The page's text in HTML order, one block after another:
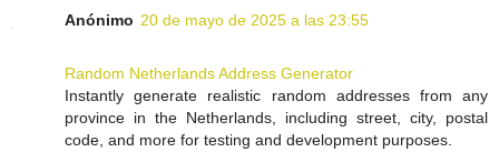
Anónimo 20 de mayo de 2025 a las 23:55
Random Netherlands Address Generator
Instantly generate realistic random addresses from any
province in the Netherlands, including street, city, postal
code, and more for testing and development purposes.